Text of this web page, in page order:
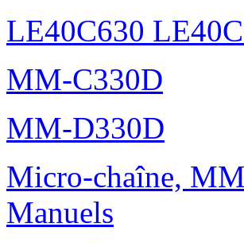
LE40C630
MM-C330D
MM-D330D
Micro-chaîne,
Manuels